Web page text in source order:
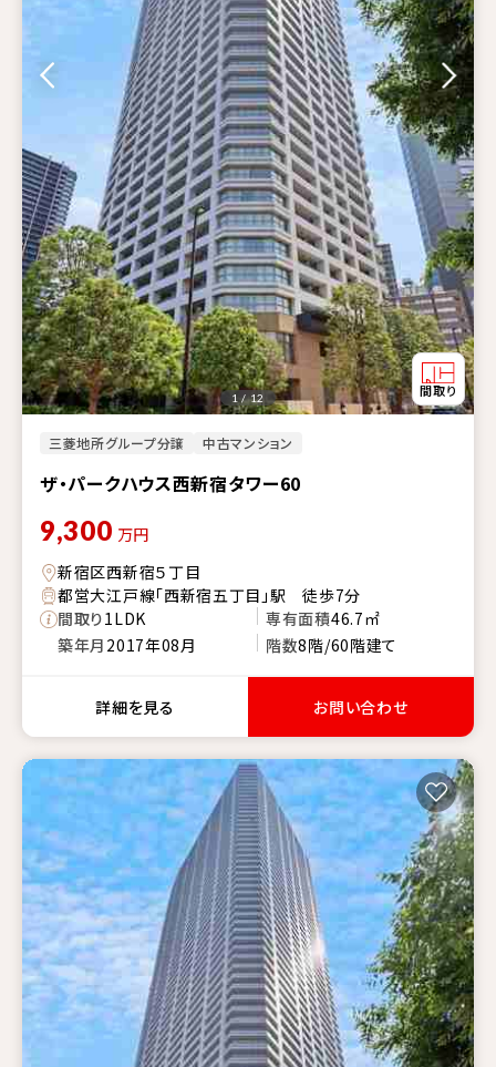
三菱地所グループ分譲 中古マンション
ザ・パークハウス西新宿タワー60
1 / 12
9,300 万円
新宿区西新宿５丁目
都営大江戸線「西新宿五丁目」駅 徒歩7分
間取り1LDK 専有面積46.7㎡
築年月 2017年08月 階数8階/60階建て
詳細を見る お問い合わせ